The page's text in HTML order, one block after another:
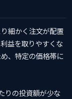
細かく注文が配置
益を取りやすくな
、特定の価格帯に
りの投資額が少な